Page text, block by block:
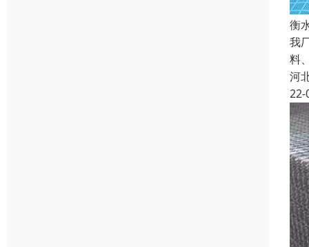
衡
我
料
河
22-